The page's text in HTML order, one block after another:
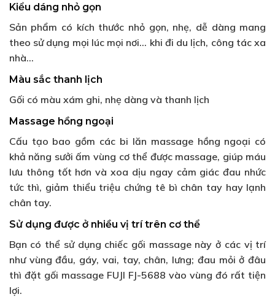
Kiểu dáng nhỏ gọn
Sản phẩm có kích thước nhỏ gọn, nhẹ, dễ dàng mang
theo sử dụng mọi lúc mọi nơi… khi đi du lịch, công tác xa
nhà…
Màu sắc thanh lịch
Gối có màu xám ghi, nhẹ dàng và thanh lịch
Massage hồng ngoại
Cấu tạo bao gồm các bi lăn massage hồng ngoại có
khả năng sưởi ấm vùng cơ thể được massage, giúp máu
lưu thông tốt hơn và xoa dịu ngay cảm giác đau nhức
tức thì, giảm thiểu triệu chứng tê bì chân tay hay lạnh
chân tay.
Sử dụng được ở nhiều vị trí trên cơ thể
Bạn có thể sử dụng chiếc gối massage này ở các vị trí
như vùng đầu, gáy, vai, tay, chân, lưng; đau mỏi ở đâu
thì đặt gối massage FUJI FJ-5688 vào vùng đó rất tiện
lợi.